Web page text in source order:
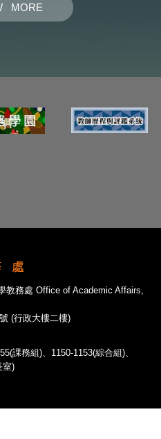
MORE
教務處 Office of Academic Affairs,
(行政大樓二樓)
課務組)、1150-1153(綜合組)、
室)